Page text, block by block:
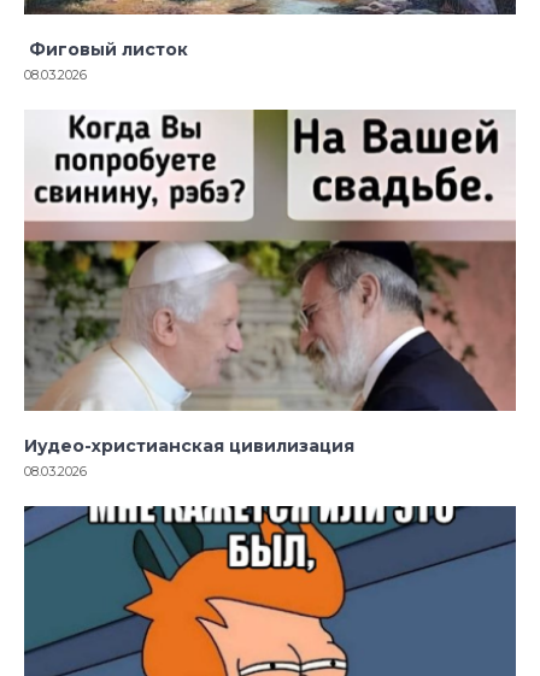
Фиговый листок
08.03.2026
Иудео-христианская цивилизация
08.03.2026